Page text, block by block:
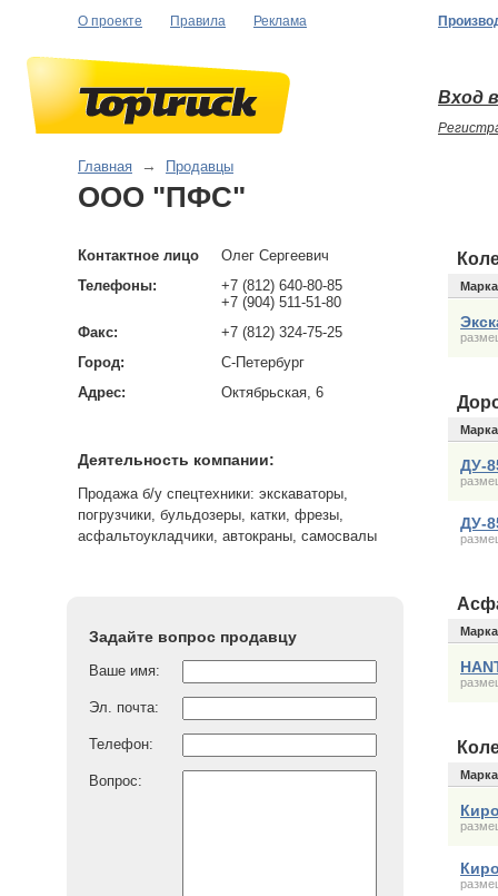
О проекте Правила Реклама
Вход
Главная → Продавцы
ООО "ПФС"
Контактное лицо
Олег Сергеевич
Телефоны:
+7 (812) 640-80-85
+7 (904) 511-51-80
Факс:
+7 (812) 324-75-25
Город:
С-Петербург
Адрес:
Октябрьская, 6
Деятельность компании:
Продажа б/у спецтехники: экскаваторы,
погрузчики, бульдозеры, катки, фрезы,
асфальтоукладчики, автокраны, самосвалы
Задайте вопрос продавцу
Ваше имя:
Эл. почта:
Телефон:
Вопрос:
Марка
Марка
ДУ-
ДУ-
Марка
Марка